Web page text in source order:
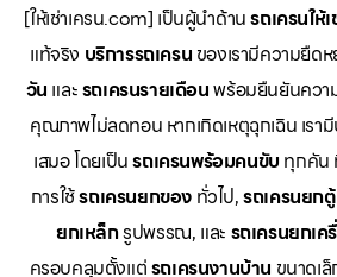
[ให้เช่าเครน.com] เป็นผู้นำด้านรถเครนให้
แท้จริง บริการรถเครน ของเรามีความยืด
วัน และรถเครนรายเดือนพร้อมยืนยันควา
คุณภาพไม่ลดทอน หากเกิดเหตุฉุกเฉิน เรา
เสมอ โดยเป็นรถเครนพร้อมคนขับ ทุกคัน
การใช้รถเครนยกของ ทั่วไป,รถเครนยกตู้
ยกเหล็กรูปพรรณ, และ รถเครนยกเค
ครอบคลุมตั้งแต่รถเครนงานบ้าน ขนาดเ